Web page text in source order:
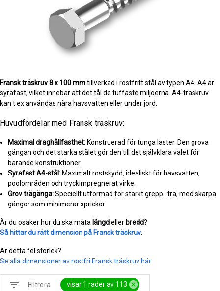
Fransk träskruv8 x 100 mmtillverkad i rostfritt stål av typen A4. A4 är
syrafast, vilket innebär att det tål de tuffaste miljöerna. A4-träskruv
kan t ex användas nära havsvatten eller under jord.
Huvudfördelar med Fransk träskruv:
Maximal draghållfasthet: Konstruerad för tunga laster. Den grova
gängan och det starka stålet gör den till det självklara valet för
bärande konstruktioner.
Syrafast A4-stål: Maximalt rostskydd, idealiskt för havsvatten,
poolområden och tryckimpregnerat virke.
Grov trägänga:Speciellt utformad för starkt grepp i trä, med skarpa
gängor som minimerar sprickor.
Är du osäker hur du ska mäta längdeller bredd?
Så hittar du rätt dimension på Fransk träskruv
Är detta fel storlek?
Se alla dimensioner av rostfri Fransk träskruv här.
filter_list Filtrera visar 1 rader av 113 cancel